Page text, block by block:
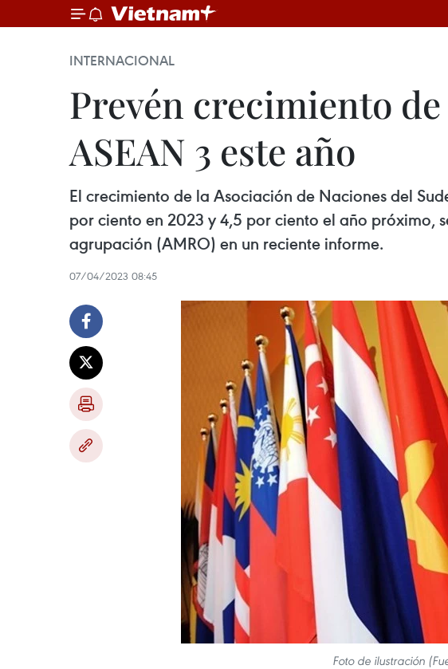
INTERNACIONAL
Prevén crecimiento
ASEAN 3 este año
El crecimiento de la Asociación de Naciones del
por ciento en 2023 y 4,5 por ciento el año próximo,
agrupación (AMRO) en un reciente informe.
07/04/2023 08:45
Foto de ilustración